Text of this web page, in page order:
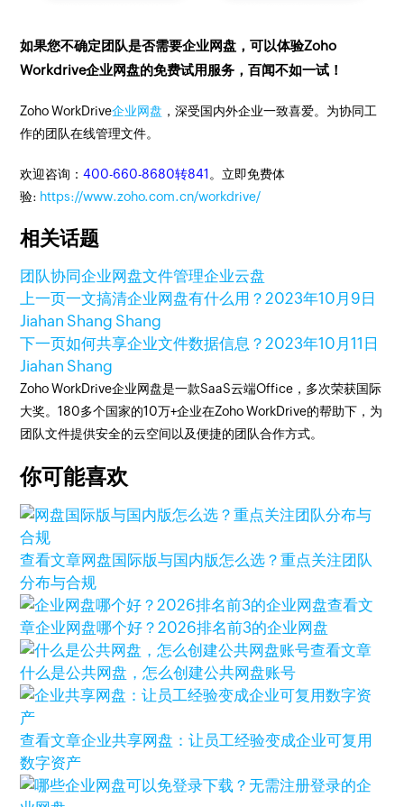
如果您不确定团队是否需要企业网盘，可以体验Zoho
Workdrive企业网盘的免费试用服务，百闻不如一试！
Zoho WorkDrive企业网盘 ，深受国内外企业一致喜爱。为协同工
作的团队在线管理文件。
欢迎咨询：400-660-8680转841 。立即免费体
验: https://www.zoho.com.cn/workdrive/
相关话题
团队协同企业网盘文件管理企业云盘
上一页一文搞清企业网盘有什么用？2023年10月9日
Jiahan Shang Shang
下一页如何共享企业文件数据信息？2023年10月11日
Jiahan Shang
Zoho WorkDrive企业网盘是一款SaaS云端Office，多次荣获国际
大奖。180多个国家的10万+企业在Zoho WorkDrive的帮助下，为
团队文件提供安全的云空间以及便捷的团队合作方式。
你可能喜欢
查看文章网盘国际版与国内版怎么选？重点关注团队
分布与合规
查看文
章企业网盘哪个好？2026排名前3的企业网盘
查看文章
什么是公共网盘，怎么创建公共网盘账号
查看文章企业共享网盘：让员工经验变成企业可复用
数字资产